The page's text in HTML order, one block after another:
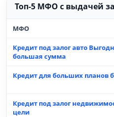
Топ-5 МФО с выдачей
МФО
Кредит под залог авто
большая сумма
Кредит для больших планов
Кредит под залог
цели